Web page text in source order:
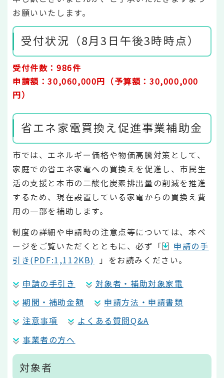
お願いいたします。
受付状況（8月3日午後3時時点）
受付件数：986件
申請額：30,060,000円（予算額：30,000,000
円）
省エネ家電買換え促進事業補助金
市では、エネルギー価格や物価高騰対策として、
家庭での省エネ家電への買換えを促進し、市民生
活の支援と本市の二酸化炭素排出量の削減を推進
するため、現在設置している家電からの買換え費
用の一部を補助します。
制度の詳細や申請時の注意点等については、本ペ
ージをご覧いただくとともに、必ず「
申請の手
引き(PDF:1,112KB)
」をお読みください。
申請の手引き
対象者・補助対象家電
期間・補助金額
申請方法・申請書類
注意事項
よくある質問Q&A
事業者の方へ
対象者